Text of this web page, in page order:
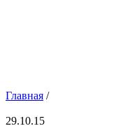
Главная /
29.10.15